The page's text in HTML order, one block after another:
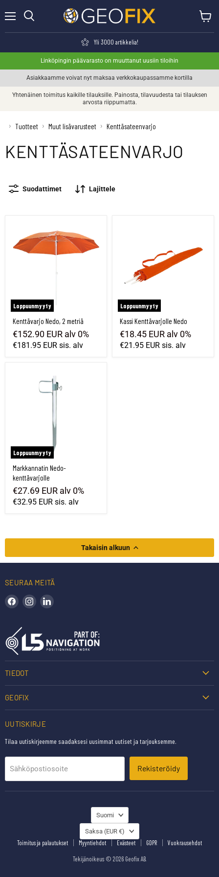
Yli 3000 artikkelia!
Linköpingin päävarasto on muuttanut uusiin tiloihin
Asiakkaamme voivat nyt maksaa verkkokaupassamme kortilla
Yhtenäinen toimitus kaikille tilauksille. Painosta, tilavuudesta tai tilauksen
arvosta riippumatta.
› Tuotteet › Muut lisävarusteet › Kenttäsateenvarjo
KENTTÄSATEENVARJO
Suodattimet Lajittele
Loppuunmyyty
Kenttävarjo Nedo, 2 metriä
€152.90 EUR alv 0%
€181.95 EUR sis. alv
Loppuunmyyty
Kassi Kenttävarjolle Nedo
€18.45 EUR alv 0%
€21.95 EUR sis. alv
Loppuunmyyty
Markkannatin Nedo-
kenttävarjolle
€27.69 EUR alv 0%
€32.95 EUR sis. alv
Takaisin alkuun
SEURAA MEITÄ
Löydä meidät Facebookista
Löydä meidät Instagramista
TIEDOT
GEOFIX
UUTISKIRJE
Tilaa uutiskirjeemme saadaksesi uusimmat uutiset ja tarjouksemme.
Sähköpostiosoite Rekisteröidy
KIELI
Suomi
MAA
Saksa (EUR €)
Toimitus ja palautukset Myyntiehdot Evästeet GDPR Vuokrausehdot
Tekijänoikeus © 2026 Geofix AB.